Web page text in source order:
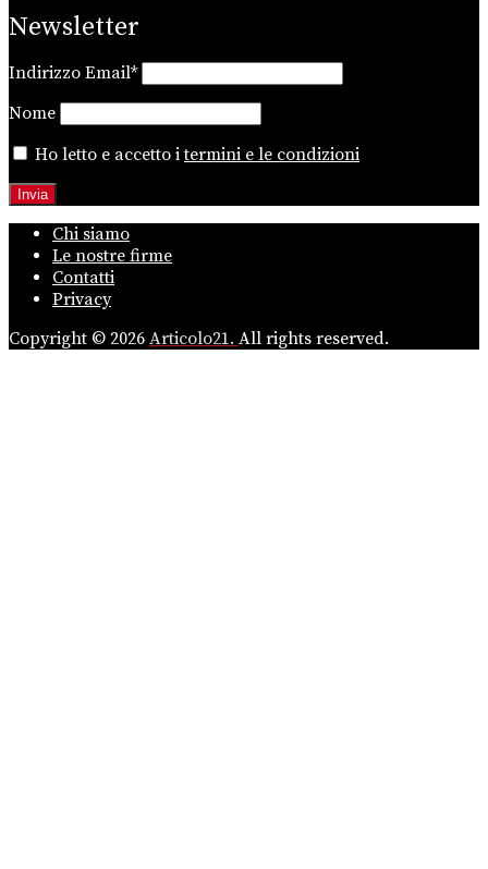
Newsletter
Indirizzo Email*
Nome
Ho letto e accetto itermini e le condizioni
Chi siamo
Le nostre firme
Contatti
Privacy
Copyright © 2026 Articolo21. All rights reserved.